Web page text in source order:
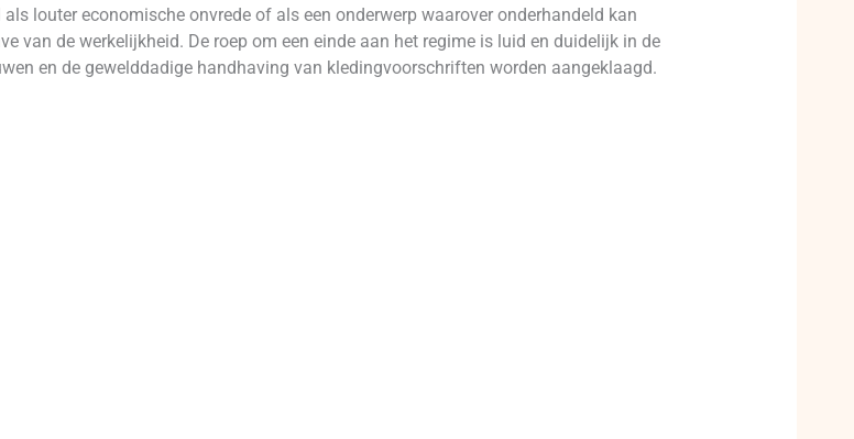
louter economische onvrede of als een onderwerp waarover onderhandeld kan
van de werkelijkheid. De roep om een einde aan het regime is luid en duidelijk in de
en de gewelddadige handhaving van kledingvoorschriften worden aangeklaagd.